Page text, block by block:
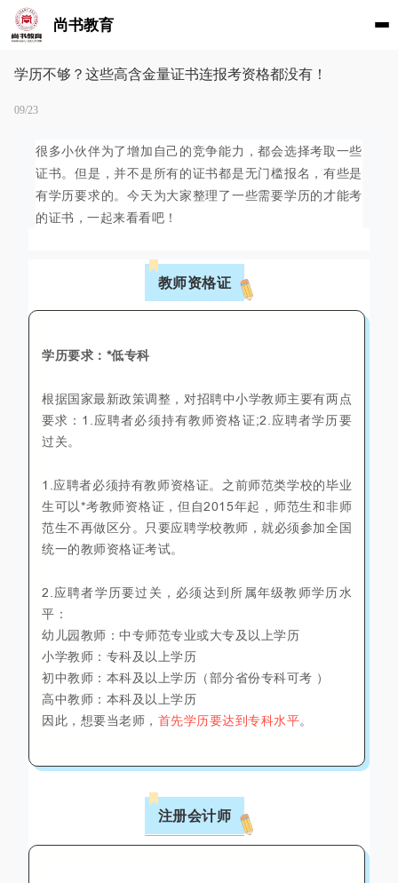
尚书教育
学历不够？这些高含金量证书连报考资格都没有！
09/23
很多小伙伴为了增加自己的竞争能力，都会选择考取一些
证书。但是，并不是所有的证书都是无门槛报名，有些是
有学历要求的。今天为大家整理了一些需要学历的才能考
的证书，一起来看看吧！
教师资格证
学历要求：*低专科
根据国家最新政策调整，对招聘中小学教师主要有两点
要求：1.应聘者必须持有教师资格证;2.应聘者学历要
过关。
1.应聘者必须持有教师资格证。之前师范类学校的毕业
生可以*考教师资格证，但自2015年起，师范生和非师
范生不再做区分。只要应聘学校教师，就必须参加全国
统一的教师资格证考试。
2.应聘者学历要过关，必须达到所属年级教师学历水
平：
幼儿园教师：中专师范专业或大专及以上学历
小学教师：专科及以上学历
初中教师：本科及以上学历（部分省份专科可考 ）
高中教师：本科及以上学历
因此，想要当老师， 首先学历要达到专科水平。
注册会计师